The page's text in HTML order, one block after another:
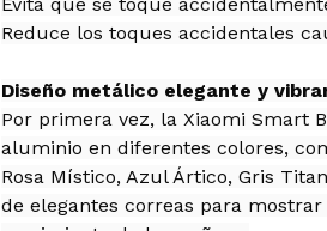
Reduce los toques accidentales
Diseño metálico elegante y
Por primera vez, la Xiaomi Smart
aluminio en diferentes colores,
Rosa Místico, Azul Ártico, Gris
de elegantes correas para